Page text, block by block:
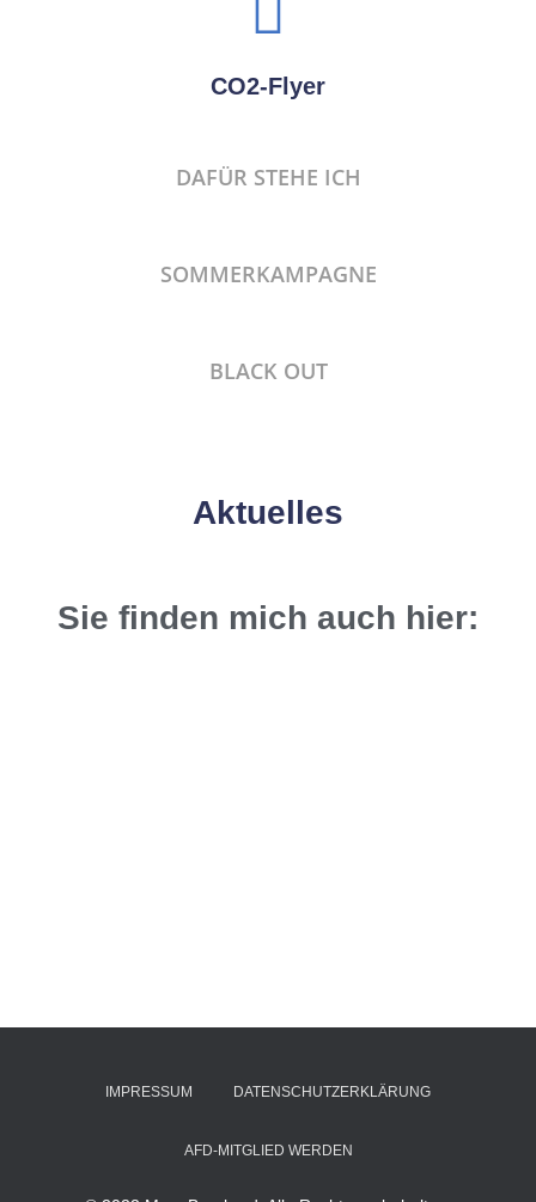
CO2-Flyer
DAFÜR STEHE ICH
SOMMERKAMPAGNE
BLACK OUT
Aktuelles
Sie finden mich auch hier:
IMPRESSUM DATENSCHUTZERKLÄRUNG
AFD-MITGLIED WERDEN